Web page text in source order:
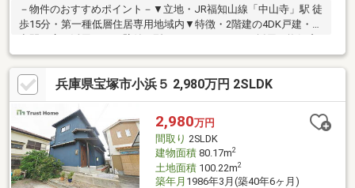
－物件のおすすめポイント－▼立地・JR福知山線「中山寺」駅 徒
歩15分・第一種低層住居専用地域内▼特徴・2階建の4DK戸建・住
付き・2階に南東向きの屋根付きバルコニーを配置・1階の独立し
た和室は、客間としても利用可能・浴室・トイレなどの水回り随
所に窓があり、こまめな換気が可能・洋室・和室2室・廊下に収納
スペース有・現在空室につきゆっくりと内覧いただけます▼設
備・温水洗浄便座付きトイレ■ ご希望の住まい探しをお手伝いし
ます ━━━━━・・・物件の詳細・ご相談はお気軽にお問い合わ
せください。
兵庫県宝塚市小浜５ 2,980万円 2SLDK
2,980万円
間取り 2SLDK
建物面積80.17m2
土地面積100.22m2
築年月 1986年3月(築40年6ヶ月)